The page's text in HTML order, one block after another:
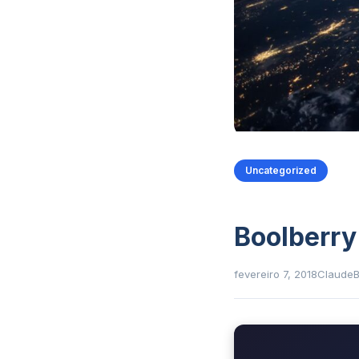
Uncategorized
Boolberry
fevereiro 7, 2018